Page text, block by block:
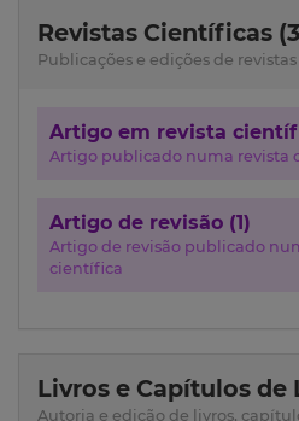
Revistas Científicas
Publicações e edições de
Artigo em revista
Artigo publicado numa revista
Artigo de revisão (1)
Artigo de revisão publicado
científica
Livros e Capítulos de
Autoria e edição de livros,